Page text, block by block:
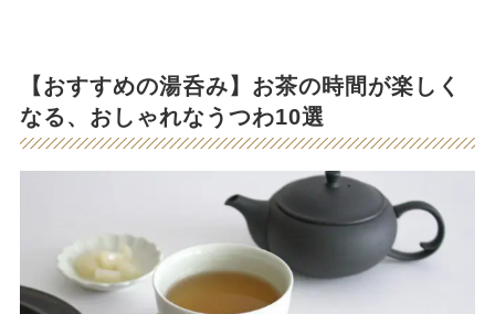
【おすすめの湯呑み】お茶の時間が楽しく
なる、おしゃれなうつわ10選